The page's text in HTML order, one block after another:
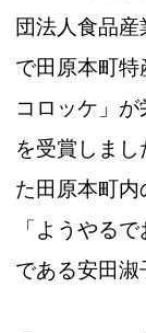
団法人食品
で田原本町特
コロッケ」
を受賞しま
た田原本町
「ようやる
である安田淑